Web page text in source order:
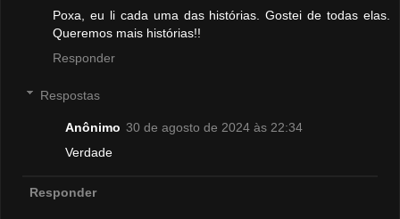
Poxa, eu li cada uma das histórias. Gostei de todas elas.
Queremos mais histórias!!
Responder
Respostas
Anônimo 30 de agosto de 2024 às 22:34
Verdade
Responder